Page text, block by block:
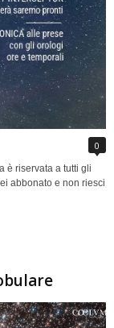
0
è riservata a tutti gli
abbonato e non riesci